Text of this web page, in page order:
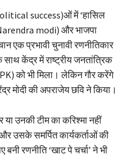
success)ओं में ‘हासिल
modi) और भाजपा
एक प्रभावी चुनावी रणनीतिकार
केंद्र में राष्ट्रीय जनतांत्रिक
को भी मिला। लेकिन गौर करेंगे
मोदी की अपराजेय छवि ने किया।
उनकी टीम का करिश्मा नहीं
समर्पित कार्यकर्ताओं की
रणनीति ‘खाट पे चर्चा’ ने भी